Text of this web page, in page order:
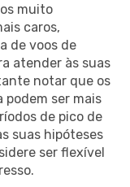
muito
caros,
de voos de
atender às suas
notar que os
podem ser mais
de pico de
suas hipóteses
ser flexível